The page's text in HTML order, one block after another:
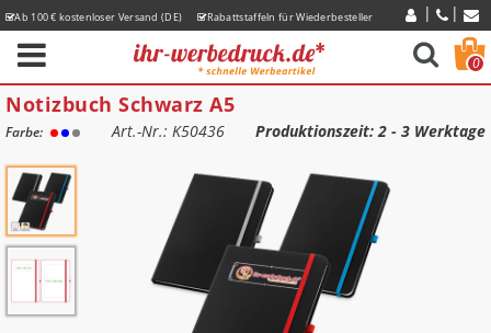
Ab 100 € kostenloser Versand (DE)
Rabattstaffeln für Wiederbesteller
0
Notizbuch Schwarz A5
Farbe: Art.-Nr.: K50436 Produktionszeit: 2 - 3 Werktage